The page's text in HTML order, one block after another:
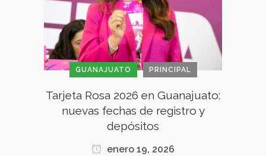
GUANAJUATO PRINCIPAL
Tarjeta Rosa 2026 en Guanajuato:
nuevas fechas de registro y
depósitos
enero 19, 2026